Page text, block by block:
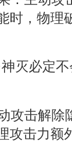
时，物理
灭必定不
击解除
攻击力额